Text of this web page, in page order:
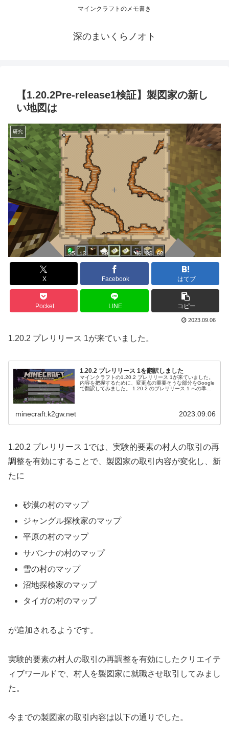
マインクラフトのメモ書き
深のまいくらノオト
【1.20.2Pre-release1検証】製図家の新し
い地図は
研究
X Facebook はてブ
Pocket LINE コピー
2023.09.06
1.20.2 プレリリース 1が来ていました。
1.20.2 プレリリース 1を翻訳しました
マインクラフトの1.20.2 プレリリース 1が来ていました。
内容を把握するために、変更点の重要そうな部分をGoogle
で翻訳してみました。 1.20.2 のプレリリース 1 への準備
minecraft.k2gw.net 2023.09.06
1.20.2 プレリリース 1では、実験的要素の村人の取引の再
調整を有効にすることで、製図家の取引内容が変化し、新
たに
砂漠の村のマップ
ジャングル探検家のマップ
平原の村のマップ
サバンナの村のマップ
雪の村のマップ
沼地探検家のマップ
タイガの村のマップ
が追加されるようです。
実験的要素の村人の取引の再調整を有効にしたクリエイテ
ィブワールドで、村人を製図家に就職させ取引してみまし
た。
今までの製図家の取引内容は以下の通りでした。